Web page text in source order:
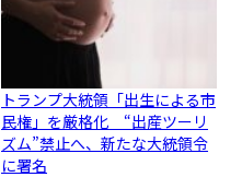
トランプ大統領「出生による市
民権」を厳格化 “出産ツーリ
ズム”禁止へ、新たな大統領令
に署名